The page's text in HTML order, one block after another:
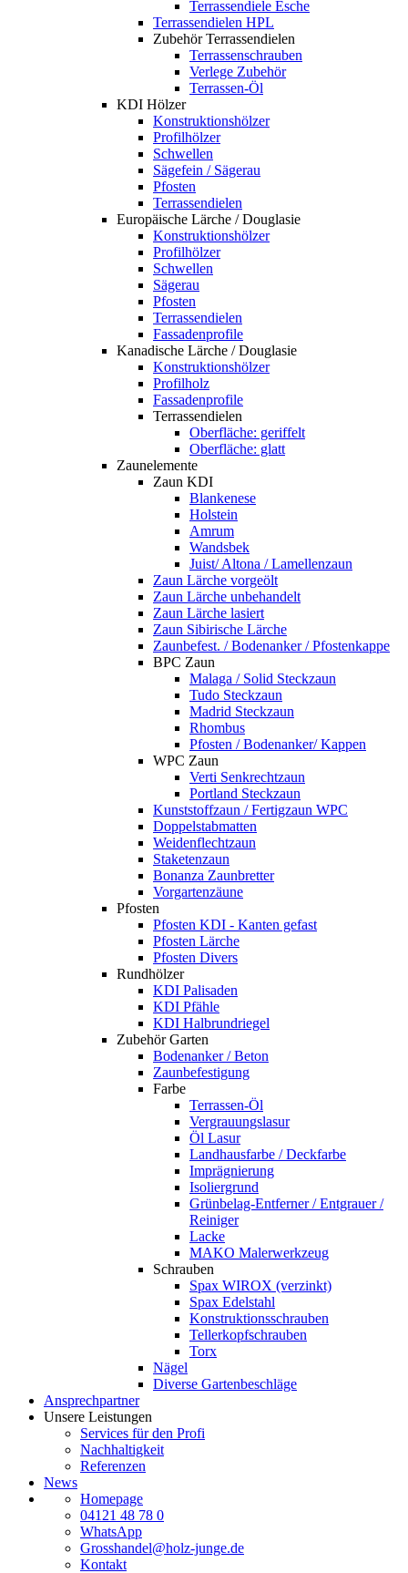
Terrassendiele Esche
Terrassendielen HPL
Zubehör Terrassendielen
Terrassenschrauben
Verlege Zubehör
Terrassen-Öl
KDI Hölzer
Konstruktionshölzer
Profilhölzer
Schwellen
Sägefein / Sägerau
Pfosten
Terrassendielen
Europäische Lärche / Douglasie
Konstruktionshölzer
Profilhölzer
Schwellen
Sägerau
Pfosten
Terrassendielen
Fassadenprofile
Kanadische Lärche / Douglasie
Konstruktionshölzer
Profilholz
Fassadenprofile
Terrassendielen
Oberfläche: geriffelt
Oberfläche: glatt
Zaunelemente
Zaun KDI
Blankenese
Holstein
Amrum
Wandsbek
Juist/ Altona / Lamellenzaun
Zaun Lärche vorgeölt
Zaun Lärche unbehandelt
Zaun Lärche lasiert
Zaun Sibirische Lärche
Zaunbefest. / Bodenanker / Pfostenkappe
BPC Zaun
Malaga / Solid Steckzaun
Tudo Steckzaun
Madrid Steckzaun
Rhombus
Pfosten / Bodenanker/ Kappen
WPC Zaun
Verti Senkrechtzaun
Portland Steckzaun
Kunststoffzaun / Fertigzaun WPC
Doppelstabmatten
Weidenflechtzaun
Staketenzaun
Bonanza Zaunbretter
Vorgartenzäune
Pfosten
Pfosten KDI - Kanten gefast
Pfosten Lärche
Pfosten Divers
Rundhölzer
KDI Palisaden
KDI Pfähle
KDI Halbrundriegel
Zubehör Garten
Bodenanker / Beton
Zaunbefestigung
Farbe
Terrassen-Öl
Vergrauungslasur
Öl Lasur
Landhausfarbe / Deckfarbe
Imprägnierung
Isoliergrund
Grünbelag-Entferner / Entgrauer /
Reiniger
Lacke
MAKO Malerwerkzeug
Schrauben
Spax WIROX (verzinkt)
Spax Edelstahl
Konstruktionsschrauben
Tellerkopfschrauben
Torx
Nägel
Diverse Gartenbeschläge
Ansprechpartner
Unsere Leistungen
Services für den Profi
Nachhaltigkeit
Referenzen
News
Homepage
04121 48 78 0
WhatsApp
Grosshandel@holz-junge.de
Kontakt